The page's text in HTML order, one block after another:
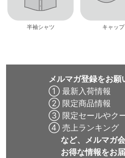
半袖シャツ キャップ
メルマガ登録をお願
① 最新入荷情報
② 限定商品情報
③ 限定セールやク
④ 売上ランキング
など、メルマガ
お得な情報をお